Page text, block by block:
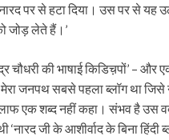
पर से हटा दिया। उस पर से यह
जोड़ लेते हैं।’
चौधरी की भाषाई किडिच़पों’ –
जनपथ सबसे पहला ब्‍लॉग था जिसे
एक शब्‍द नहीं कहा। संभव है उस
जी के आशीर्वाद के बिना हिंदी